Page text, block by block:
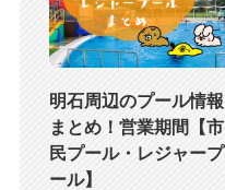
明石周辺のプール情報
まとめ！営業期間【市
民プール・レジャープ
ール】